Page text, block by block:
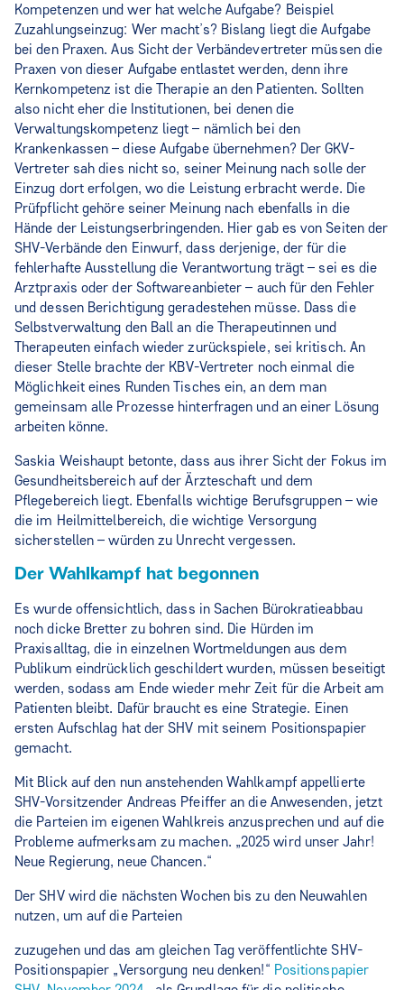
Kompetenzen und wer hat welche Aufgabe? Beispiel
Zuzahlungseinzug: Wer macht’s? Bislang liegt die Aufgabe
bei den Praxen. Aus Sicht der Verbändevertreter müssen die
Praxen von dieser Aufgabe entlastet werden, denn ihre
Kernkompetenz ist die Therapie an den Patienten. Sollten
also nicht eher die Institutionen, bei denen die
Verwaltungskompetenz liegt – nämlich bei den
Krankenkassen – diese Aufgabe übernehmen? Der GKV-
Vertreter sah dies nicht so, seiner Meinung nach solle der
Einzug dort erfolgen, wo die Leistung erbracht werde. Die
Prüfpflicht gehöre seiner Meinung nach ebenfalls in die
Hände der Leistungserbringenden. Hier gab es von Seiten der
SHV-Verbände den Einwurf, dass derjenige, der für die
fehlerhafte Ausstellung die Verantwortung trägt – sei es die
Arztpraxis oder der Softwareanbieter – auch für den Fehler
und dessen Berichtigung geradestehen müsse. Dass die
Selbstverwaltung den Ball an die Therapeutinnen und
Therapeuten einfach wieder zurückspiele, sei kritisch. An
dieser Stelle brachte der KBV-Vertreter noch einmal die
Möglichkeit eines Runden Tisches ein, an dem man
gemeinsam alle Prozesse hinterfragen und an einer Lösung
arbeiten könne.
Saskia Weishaupt betonte, dass aus ihrer Sicht der Fokus im
Gesundheitsbereich auf der Ärzteschaft und dem
Pflegebereich liegt. Ebenfalls wichtige Berufsgruppen – wie
die im Heilmittelbereich, die wichtige Versorgung
sicherstellen – würden zu Unrecht vergessen.
Der Wahlkampf hat begonnen
Es wurde offensichtlich, dass in Sachen Bürokratieabbau
noch dicke Bretter zu bohren sind. Die Hürden im
Praxisalltag, die in einzelnen Wortmeldungen aus dem
Publikum eindrücklich geschildert wurden, müssen beseitigt
werden, sodass am Ende wieder mehr Zeit für die Arbeit am
Patienten bleibt. Dafür braucht es eine Strategie. Einen
ersten Aufschlag hat der SHV mit seinem Positionspapier
gemacht.
Mit Blick auf den nun anstehenden Wahlkampf appellierte
SHV-Vorsitzender Andreas Pfeiffer an die Anwesenden, jetzt
die Parteien im eigenen Wahlkreis anzusprechen und auf die
Probleme aufmerksam zu machen. „2025 wird unser Jahr!
Neue Regierung, neue Chancen.“
Der SHV wird die nächsten Wochen bis zu den Neuwahlen
nutzen, um auf die Parteien
zuzugehen und das am gleichen Tag veröffentlichte SHV-
Positionspapier „Versorgung neu denken!“ Positionspapier